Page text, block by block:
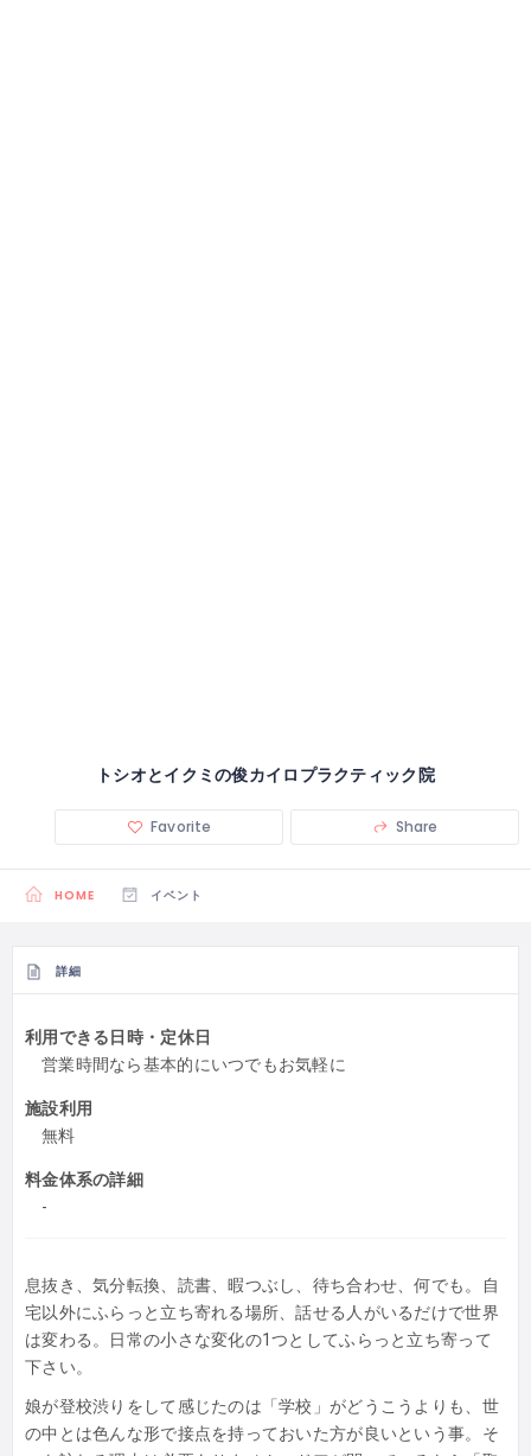
トシオとイクミの俊カイロプラクティック院
Favorite Share
HOME イベント
詳細
利用できる日時・定休日
営業時間なら基本的にいつでもお気軽に
施設利用
無料
料金体系の詳細
-
息抜き、気分転換、読書、暇つぶし、待ち合わせ、何でも。自
宅以外にふらっと立ち寄れる場所、話せる人がいるだけで世界
は変わる。日常の小さな変化の1つとしてふらっと立ち寄って
下さい。
娘が登校渋りをして感じたのは「学校」がどうこうよりも、世
の中とは色んな形で接点を持っておいた方が良いという事。そ